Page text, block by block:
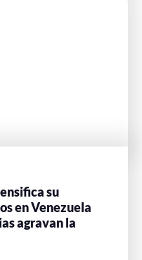
su
en Venezuela
agravan la